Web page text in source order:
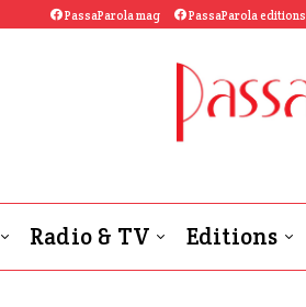
PassaParola mag PassaParola editions
Radio & TV Editions